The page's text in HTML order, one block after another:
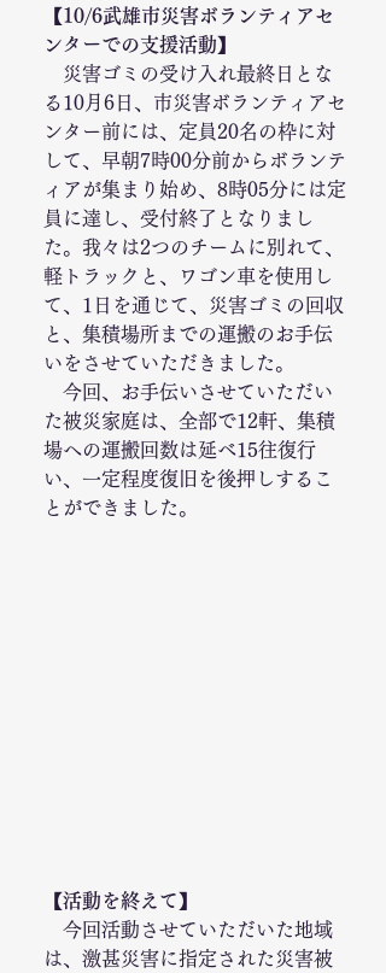
【10/6武雄市災害ボランティアセ
ンターでの支援活動】
災害ゴミの受け入れ最終日とな
る10月6日、市災害ボランティアセ
ンター前には、定員20名の枠に対
して、早朝7時00分前からボランテ
ィアが集まり始め、8時05分には定
員に達し、受付終了となりまし
た。我々は2つのチームに別れて、
軽トラックと、ワゴン車を使用し
て、1日を通じて、災害ゴミの回収
と、集積場所までの運搬のお手伝
いをさせていただきました。
今回、お手伝いさせていただい
た被災家庭は、全部で12軒、集積
場への運搬回数は延べ15往復行
い、一定程度復旧を後押しするこ
とができました。
【活動を終えて】
今回活動させていただいた地域
は、激甚災害に指定された災害被